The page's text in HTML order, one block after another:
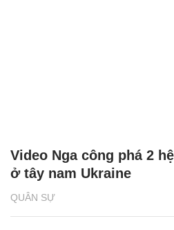
QUÂN SỰ
Video Nga công phá 2
ở tây nam Ukraine